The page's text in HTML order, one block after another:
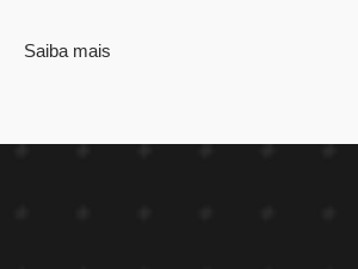
Saiba mais